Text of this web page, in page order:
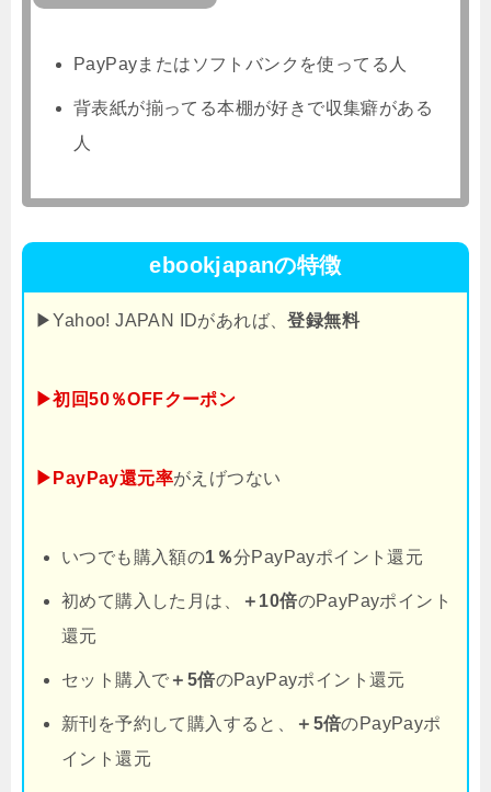
PayPayまたはソフトバンクを使ってる人
背表紙が揃ってる本棚が好きで収集癖がある
人
ebookjapanの特徴
▶Yahoo! JAPAN IDがあれば、登録無料
▶初回50％OFFクーポン
▶PayPay還元率がえげつない
いつでも購入額の1％分PayPayポイント還元
初めて購入した月は、 ＋10倍のPayPayポイント
還元
セット購入で ＋5倍のPayPayポイント還元
新刊を予約して購入すると、 ＋5倍のPayPayポ
イント還元